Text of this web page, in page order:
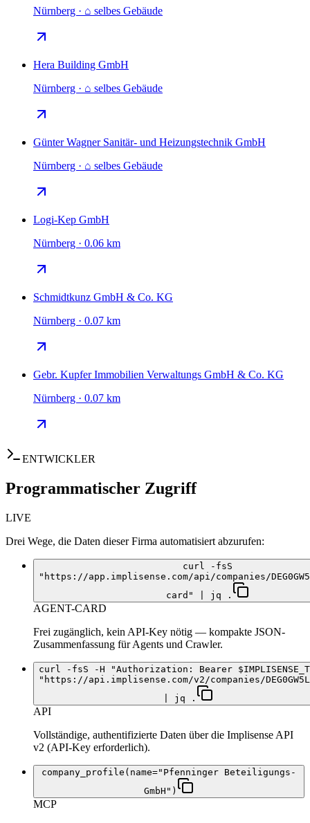
Nürnberg · ⌂ selbes Gebäude
Hera Building GmbH
Nürnberg · ⌂ selbes Gebäude
Günter Wagner Sanitär- und Heizungstechnik GmbH
Nürnberg · ⌂ selbes Gebäude
Logi-Kep GmbH
Nürnberg · 0.06 km
Schmidtkunz GmbH & Co. KG
Nürnberg · 0.07 km
Gebr. Kupfer Immobilien Verwaltungs GmbH & Co. KG
Nürnberg · 0.07 km
ENTWICKLER
Programmatischer Zugriff
LIVE
Drei Wege, die Daten dieser Firma automatisiert abzurufen:
curl -fsS
"https://app.implisense.com/api/companies/
card" | jq .
AGENT-CARD
Frei zugänglich, kein API-Key nötig — kompakte JSON-
Zusammenfassung für Agents und Crawler.
curl -fsS -H "Authorization: Bearer
"https://api.implisense.com/v2/companies/
| jq .
API
Vollständige, authentifizierte Daten über die Implisense API
v2 (API-Key erforderlich).
company_profile(name="Pfenninger Beteiligungs-
GmbH")
MCP